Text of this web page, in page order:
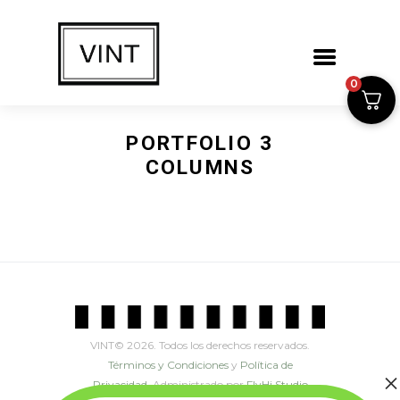
PORTFOLIO 3
COLUMNS
VINT© 2026. Todos los derechos reservados.
Términos y Condicionesy Política de
Privacidad.Administrado porFlyHi Studio
0